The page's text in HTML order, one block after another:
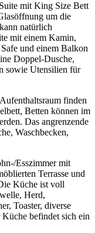
mit King Size Bett
um die
natürlich
mit einem Kamin,
und einem Balkon
Doppel-Dusche,
sowie Utensilien für
finden
Betten können im
Das angrenzende
Waschbecken,
Esszimmer mit
Terrasse und
Küche ist voll
Herd,
Toaster, diverse
befindet sich ein